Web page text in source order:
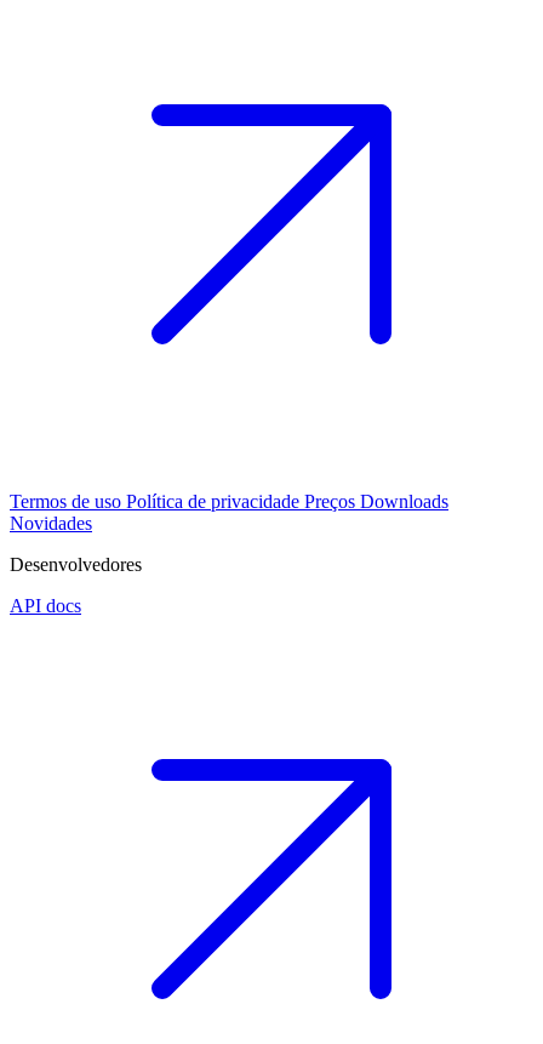
Termos de uso Política de privacidade Preços Downloads
Novidades
Desenvolvedores
API docs